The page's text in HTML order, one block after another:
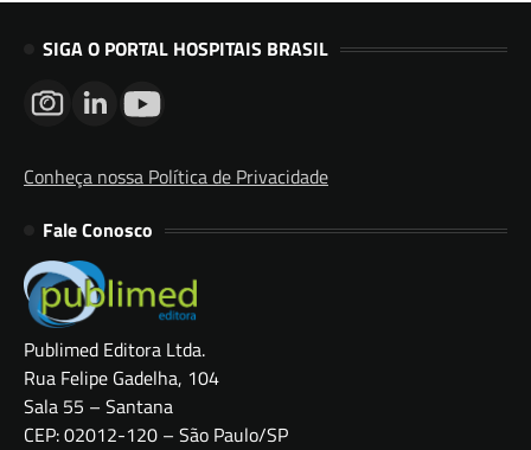
SIGA O PORTAL HOSPITAIS BRASIL
Conheça nossa Política de Privacidade
Fale Conosco
Publimed Editora Ltda.
Rua Felipe Gadelha, 104
Sala 55 – Santana
CEP: 02012-120 – São Paulo/SP